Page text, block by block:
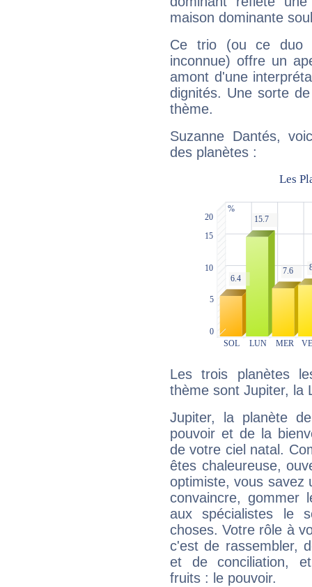
maison dominante
Ce trio (ou ce duo
inconnue) offre un
amont d'une
dignités. Une sorte
thème.
Suzanne Dantés,
des planètes :
Les trois planètes
thème sont Jupiter, la
Jupiter, la planète
pouvoir et de la
de votre ciel natal.
êtes chaleureuse,
optimiste, vous savez
convaincre, gommer
aux spécialistes le
choses. Votre rôle à
c'est de rassembler,
et de conciliation,
fruits : le pouvoir.